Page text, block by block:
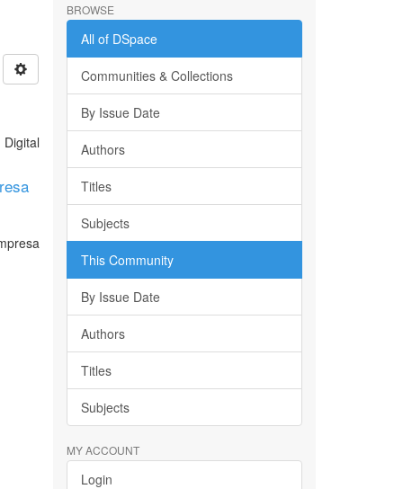
BROWSE
All of DSpace
Communities & Collections
By Issue Date
Authors
Titles
Subjects
This Community
By Issue Date
Authors
Titles
Subjects
MY ACCOUNT
Login